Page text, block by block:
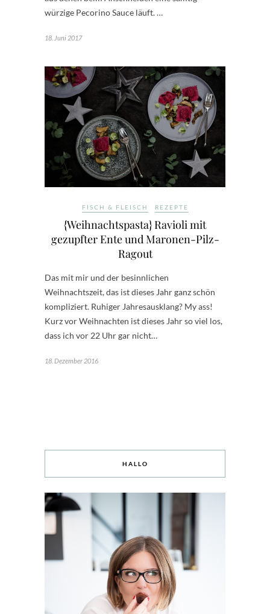
würzige Pecorino Sauce läuft. …
18. Juni 2017
FISCH & FLEISCH REZEPTE
{Weihnachtspasta} Ravioli mit
gezupfter Ente und Maronen-Pilz-
Ragout
Das mit mir und der besinnlichen
Weihnachtszeit, das ist dieses Jahr ganz schön
kompliziert. Ruhiger Jahresausklang? My ass!
Kurz vor Weihnachten ist dieses Jahr so viel los,
dass ich vor 22 Uhr gar nicht…
18. Dezember 2016
HALLO